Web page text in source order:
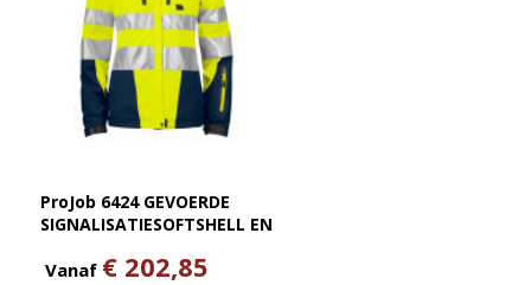
ProJob 6424 GEVOERDE
SIGNALISATIESOFTSHELL EN
Vanaf € 202,85